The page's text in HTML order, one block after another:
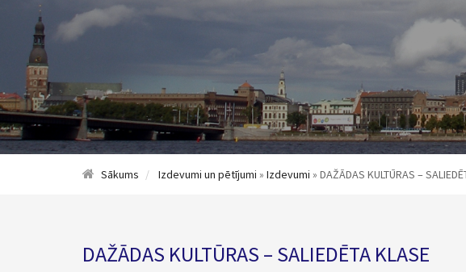
Sākums Izdevumi un pētījumi » Izdevumi » DAŽĀDAS KULTŪRAS –
DAŽĀDAS KULTŪRAS – SALIEDĒTA KLASE